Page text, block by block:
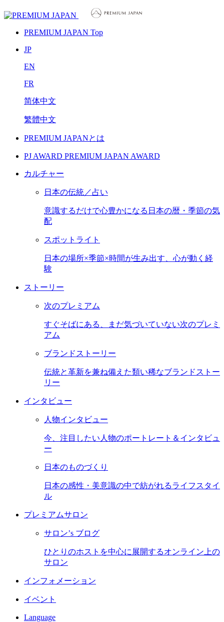
PREMIUM JAPAN Top
JP
EN
FR
简体中文
繁體中文
PREMIUM JAPANとは
PJ AWARD PREMIUM JAPAN AWARD
カルチャー
日本の伝統／占い
意識するだけで心豊かになる日本の暦・季節の気
配
スポットライト
日本の場所×季節×時間が生み出す、心が動く経
験
ストーリー
次のプレミアム
すぐそばにある、まだ気づいていない次のプレミ
アム
ブランドストーリー
伝統と革新を兼ね備えた類い稀なブランドストー
リー
インタビュー
人物インタビュー
今、注目したい人物のポートレート＆インタビュ
ー
日本のものづくり
日本の感性・美意識の中で紡がれるライフスタイ
ル
プレミアムサロン
サロン’s ブログ
ひとりのホストを中心に展開するオンライン上の
サロン
インフォメーション
イベント
Language